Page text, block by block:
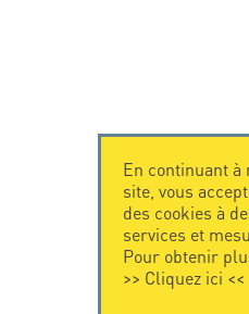
En continuant à
site, vous
des cookies à
services et
Pour obtenir
>> Cliquez ici <<